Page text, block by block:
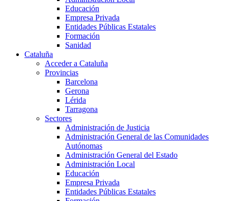
Educación
Empresa Privada
Entidades Públicas Estatales
Formación
Sanidad
Cataluña
Acceder a Cataluña
Provincias
Barcelona
Gerona
Lérida
Tarragona
Sectores
Administración de Justicia
Administración General de las Comunidades
Autónomas
Administración General del Estado
Administración Local
Educación
Empresa Privada
Entidades Públicas Estatales